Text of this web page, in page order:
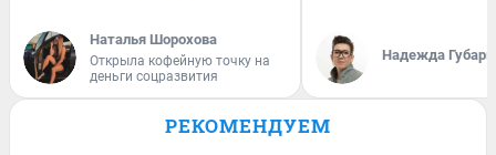
Наталья Шорохова
Открыла кофейную точку на
деньги соцразвития
Надежда Губарь
РЕКОМЕНДУЕМ